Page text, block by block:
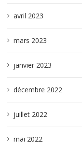
avril 2023
mars 2023
janvier 2023
décembre 2022
juillet 2022
mai 2022